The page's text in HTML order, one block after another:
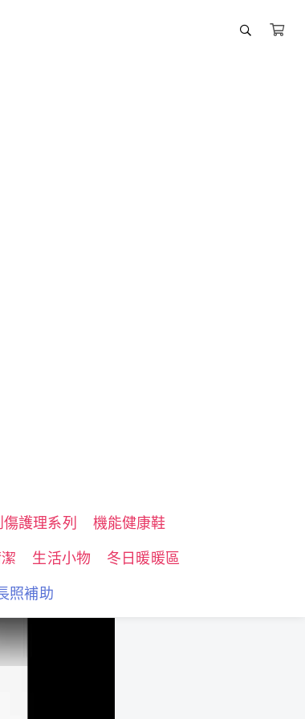
傷護理系列
機能健康鞋
生活小物
冬日暖暖區
照補助